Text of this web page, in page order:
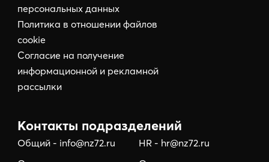
персональных данных
Политика в отношении файлов
cookie
Согласие на получение
информационной и рекламной
рассылки
Контакты подразделений
Общий - info@nz72.ru
HR - hr@nz72.ru